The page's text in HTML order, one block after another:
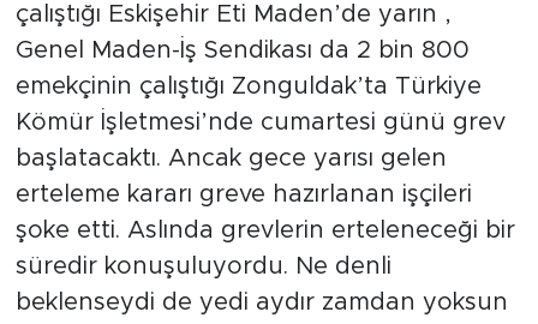
çalıştığı Eskişehir Eti Maden’de yarın ,
Genel Maden-İş Sendikası da 2 bin 800
emekçinin çalıştığı Zonguldak’ta Türkiye
Kömür İşletmesi’nde cumartesi günü grev
başlatacaktı. Ancak gece yarısı gelen
erteleme kararı greve hazırlanan işçileri
şoke etti. Aslında grevlerin erteleneceği bir
süredir konuşuluyordu. Ne denli
beklenseydi de yedi aydır zamdan yoksun